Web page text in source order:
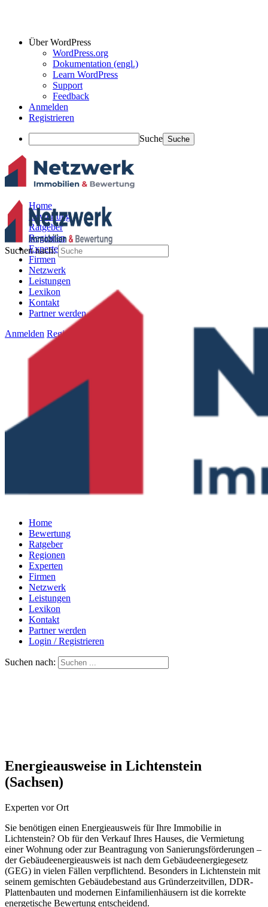
Über WordPress
WordPress.org
Dokumentation (engl.)
Learn WordPress
Support
Feedback
Anmelden
Registrieren
Suche
Home
Bewertung
Ratgeber
Regionen
Experten
Firmen
Netzwerk
Leistungen
Lexikon
Kontakt
Partner werden
Anmelden Registrieren
Suchen nach:
Home
Bewertung
Ratgeber
Regionen
Experten
Firmen
Netzwerk
Leistungen
Lexikon
Kontakt
Partner werden
Login / Registrieren
Suchen nach:
Energieausweise in Lichtenstein
(Sachsen)
Experten vor Ort
Sie benötigen einen Energieausweis für Ihre Immobilie in
Lichtenstein? Ob für den Verkauf Ihres Hauses, die Vermietung
einer Wohnung oder zur Beantragung von Sanierungsförderungen –
der Gebäudeenergieausweis ist nach dem Gebäudeenergiegesetz
(GEG) in vielen Fällen verpflichtend. Besonders in Lichtenstein mit
seinem gemischten Gebäudebestand aus Gründerzeitvillen, DDR-
Plattenbauten und modernen Einfamilienhäusern ist die korrekte
energetische Bewertung entscheidend.